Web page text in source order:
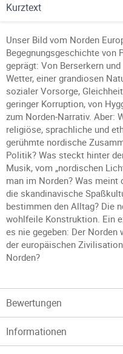
Kurztext
Unser Bild vom Norden
Begegnungsgeschichte von
geprägt: Von Berserkern
Wetter, einer grandiosen
sozialer Vorsorge,
geringer Korruption, von
zum Norden-Narrativ. Aber:
religiöse, sprachliche und
gerühmte nordische
Politik? Was steckt hinter
Musik, vom „nordischen
man im Norden? Was meint
die skandinavische
bestimmen den Alltag? Die
wohlfeile Konstruktion. Ein
es nie gegeben: Der
der europäischen
Norden?
Bewertungen
Informationen